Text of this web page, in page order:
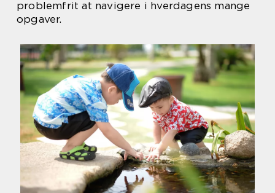
problemfrit at navigere i hverdagens mange
opgaver.